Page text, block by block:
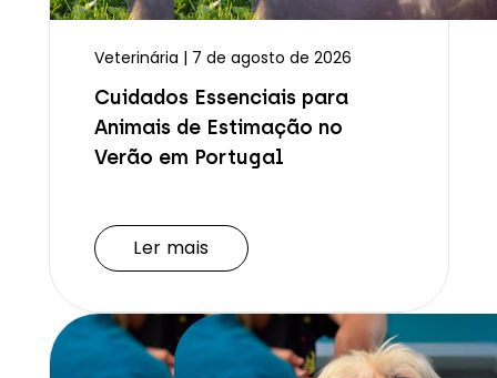
Veterinária | 7 de agosto de 2026
Cuidados Essenciais para
Animais de Estimação no
Verão em Portugal
Ler mais